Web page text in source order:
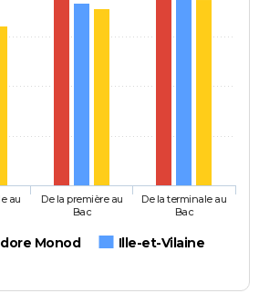
Monod
Ille-et-Vilaine
au
De la première au
Bac
De la terminale au
Bac